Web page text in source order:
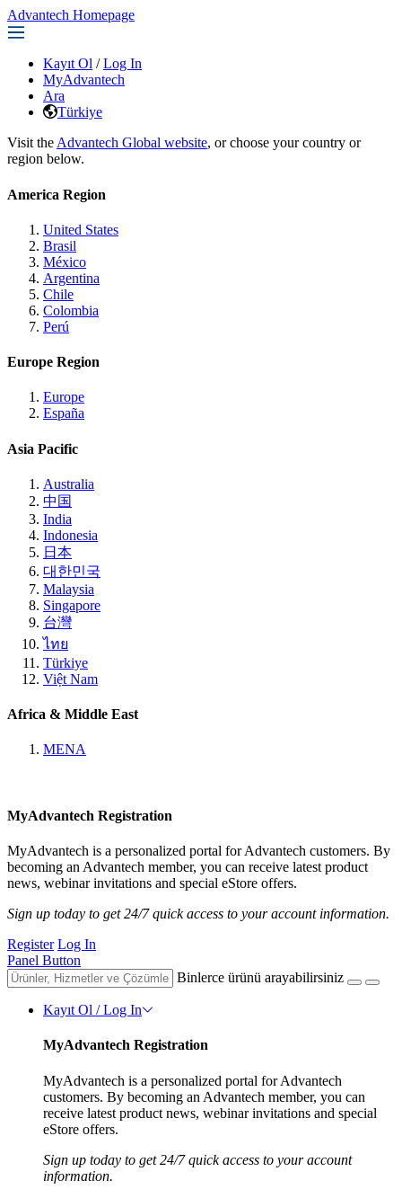
Advantech Homepage
Kayıt Ol / Log In
MyAdvantech
Ara
Türkiye
Visit the Advantech Global website, or choose your country or
region below.
America Region
United States
Brasil
México
Argentina
Chile
Colombia
Perú
Europe Region
Europe
España
Asia Pacific
Australia
中国
India
Indonesia
日本
대한민국
Malaysia
Singapore
台灣
ไทย
Türkiye
Việt Nam
Africa & Middle East
MENA
MyAdvantech Registration
MyAdvantech is a personalized portal for Advantech customers. By
becoming an Advantech member, you can receive latest product
news, webinar invitations and special eStore offers.
Sign up today to get 24/7 quick access to your account information.
Register Log In
Panel Button
Binlerce ürünü arayabilirsiniz
Kayıt Ol / Log In
MyAdvantech Registration
MyAdvantech is a personalized portal for Advantech
customers. By becoming an Advantech member, you can
receive latest product news, webinar invitations and special
eStore offers.
Sign up today to get 24/7 quick access to your account
information.